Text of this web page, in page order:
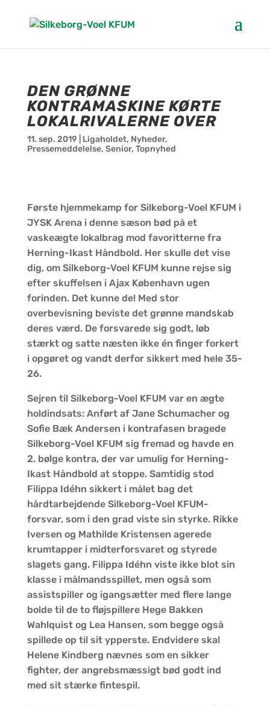
DEN GRØNNE
KONTRAMASKINE KØRTE
LOKALRIVALERNE OVER
11. sep. 2019 Ligaholdet, Nyheder,
Pressemeddelelse, Senior, Topnyhed
Første hjemmekamp for Silkeborg-Voel KFUM i
JYSK Arena i denne sæson bød på et
vaskeægte lokalbrag mod favoritterne fra
Herning-Ikast Håndbold. Her skulle det vise
dig, om Silkeborg-Voel KFUM kunne rejse sig
efter skuffelsen i Ajax København ugen
forinden. Det kunne de! Med stor
overbevisning beviste det grønne mandskab
deres værd. De forsvarede sig godt, løb
stærkt og satte næsten ikke én finger forkert
i opgøret og vandt derfor sikkert med hele 35-
26.
Sejren til Silkeborg-Voel KFUM var en ægte
holdindsats: Anført af Jane Schumacher og
Sofie Bæk Andersen i kontrafasen bragede
Silkeborg-Voel KFUM sig fremad og havde en
2. bølge kontra, der var umulig for Herning-
Ikast Håndbold at stoppe. Samtidig stod
Filippa Idéhn sikkert i målet bag det
hårdtarbejdende Silkeborg-Voel KFUM-
forsvar, som i den grad viste sin styrke. Rikke
Iversen og Mathilde Kristensen agerede
krumtapper i midterforsvaret og styrede
slagets gang. Filippa Idéhn viste ikke blot sin
klasse i målmandsspillet, men også som
assistspiller og igangsætter med flere lange
bolde til de to fløjspillere Hege Bakken
Wahlquist og Lea Hansen, som begge også
spillede op til sit ypperste. Endvidere skal
Helene Kindberg nævnes som en sikker
fighter, der angrebsmæssigt bød godt ind
med sit stærke fintespil.